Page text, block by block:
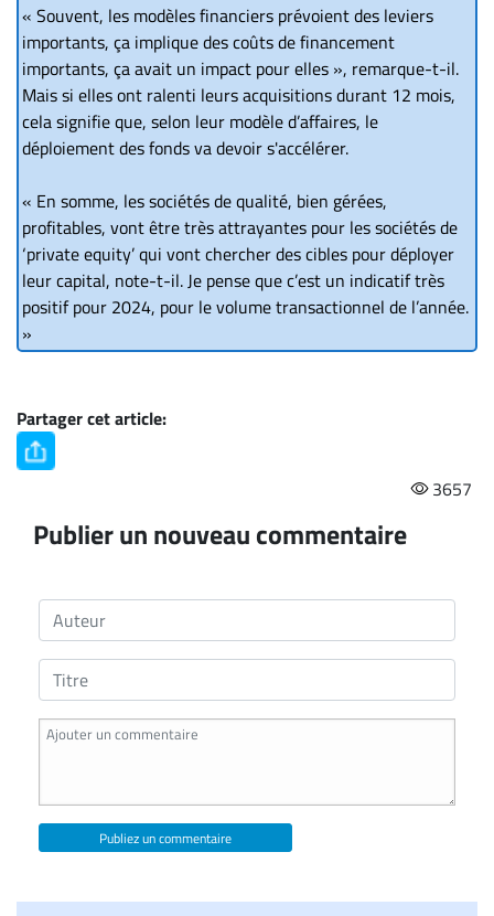
« Souvent, les modèles financiers prévoient des leviers
importants, ça implique des coûts de financement
importants, ça avait un impact pour elles », remarque-t-il.
Mais si elles ont ralenti leurs acquisitions durant 12 mois,
cela signifie que, selon leur modèle d’affaires, le
déploiement des fonds va devoir s'accélérer.
« En somme, les sociétés de qualité, bien gérées,
profitables, vont être très attrayantes pour les sociétés de
‘private equity’ qui vont chercher des cibles pour déployer
leur capital, note-t-il. Je pense que c’est un indicatif très
positif pour 2024, pour le volume transactionnel de l’année.
»
Partager cet article:
3657
Publier un nouveau commentaire
Publiez un commentaire